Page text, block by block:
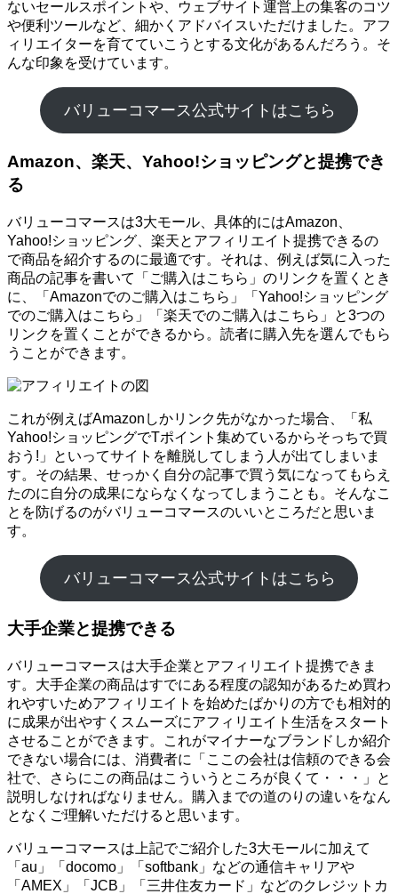
ないセールスポイントや、ウェブサイト運営上の集客のコツ
や便利ツールなど、細かくアドバイスいただけました。アフ
ィリエイターを育てていこうとする文化があるんだろう。そ
んな印象を受けています。
バリューコマース公式サイトはこちら
Amazon、楽天、Yahoo!ショッピングと提携でき
る
バリューコマースは3大モール、具体的にはAmazon、
Yahoo!ショッピング、楽天とアフィリエイト提携できるの
で商品を紹介するのに最適です。それは、例えば気に入った
商品の記事を書いて「ご購入はこちら」のリンクを置くとき
に、「Amazonでのご購入はこちら」「Yahoo!ショッピング
でのご購入はこちら」「楽天でのご購入はこちら」と3つの
リンクを置くことができるから。読者に購入先を選んでもら
うことができます。
これが例えばAmazonしかリンク先がなかった場合、「私
Yahoo!ショッピングでTポイント集めているからそっちで買
おう!」といってサイトを離脱してしまう人が出てしまいま
す。その結果、せっかく自分の記事で買う気になってもらえ
たのに自分の成果にならなくなってしまうことも。そんなこ
とを防げるのがバリューコマースのいいところだと思いま
す。
バリューコマース公式サイトはこちら
大手企業と提携できる
バリューコマースは大手企業とアフィリエイト提携できま
す。大手企業の商品はすでにある程度の認知があるため買わ
れやすいためアフィリエイトを始めたばかりの方でも相対的
に成果が出やすくスムーズにアフィリエイト生活をスタート
させることができます。これがマイナーなブランドしか紹介
できない場合には、消費者に「ここの会社は信頼のできる会
社で、さらにこの商品はこういうところが良くて・・・」と
説明しなければなりません。購入までの道のりの違いをなん
となくご理解いただけると思います。
バリューコマースは上記でご紹介した3大モールに加えて
「au」「docomo」「softbank」などの通信キャリアや
「AMEX」「JCB」「三井住友カード」などのクレジットカ